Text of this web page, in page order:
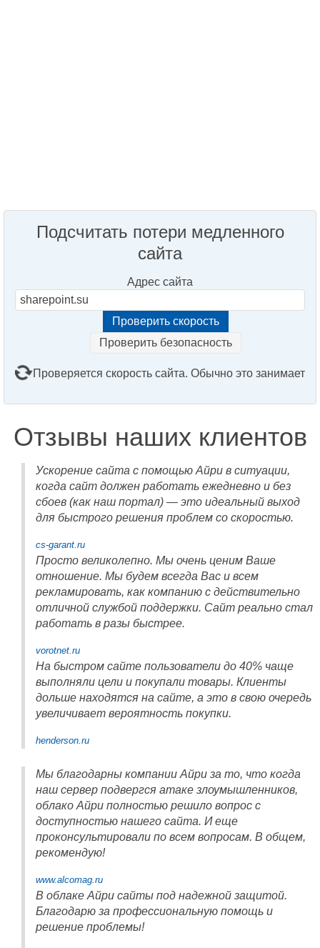
Подсчитать потери медленного
сайта
Адрес сайта
Проверить безопасность
Проверяется скорость сайта. Обычно это занимает
Отзывы наших клиентов
Ускорение сайта с помощью Айри в ситуации,
когда сайт должен работать ежедневно и без
сбоев (как наш портал) — это идеальный выход
для быстрого решения проблем со скоростью.
cs-garant.ru
Просто великолепно. Мы очень ценим Ваше
отношение. Мы будем всегда Вас и всем
рекламировать, как компанию с действительно
отличной службой поддержки. Сайт реально стал
работать в разы быстрее.
vorotnet.ru
На быстром сайте пользователи до 40% чаще
выполняли цели и покупали товары. Клиенты
дольше находятся на сайте, а это в свою очередь
увеличивает вероятность покупки.
henderson.ru
Мы благодарны компании Айри за то, что когда
наш сервер подвергся атаке злоумышленников,
облако Айри полностью решило вопрос с
доступностью нашего сайта. И еще
проконсультировали по всем вопросам. В общем,
рекомендую!
www.alcomag.ru
В облаке Айри сайты под надежной защитой.
Благодарю за профессиональную помощь и
решение проблемы!